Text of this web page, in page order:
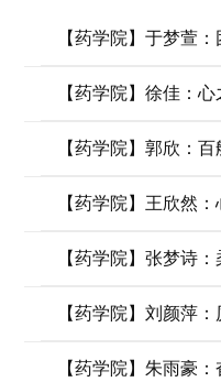
【药学院】于梦萱
【药学院】徐佳：
【药学院】郭欣：
【药学院】王欣然
【药学院】张梦诗
【药学院】刘颜萍
【药学院】朱雨豪